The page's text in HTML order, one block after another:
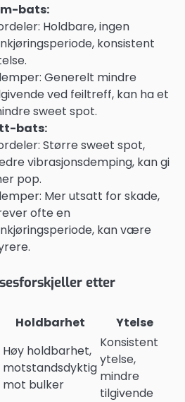
bats:
Holdbare, ingen
konsistent
Generelt mindre
ved feiltreff, kan ha et
sweet spot.
bats:
Større sweet spot,
vibrasjonsdemping, kan gi
pop.
Mer utsatt for skade,
ofte en
kan være
etter
Holdbarhet Ytelse
Høy holdbarhet,
motstandsdyktig
mot bulker
Konsistent
ytelse,
mindre
tilgivende